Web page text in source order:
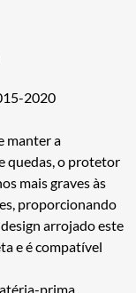
2020
manter a
quedas, o protetor
mais graves às
proporcionando
arrojado este
e é compatível
prima